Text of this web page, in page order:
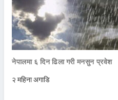
नेपालमा ६ दिन ढिला गरी मनसुन प्रवेश
२ महिना अगाडि